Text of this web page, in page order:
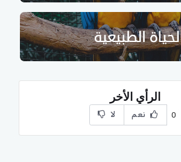
الرأي الأخر
0 نعم لا